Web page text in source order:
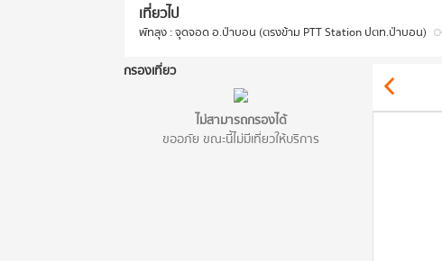
เที่ยวไป
พัทลุง : จุดจอด อ.ป่าบอน (ตรงข้าม PTT Station ปตท.ป่าบอน)
กรองเที่ยว
ไม่สามารถกรองได้
ขออภัย ขณะนี้ไม่มีเที่ยวให้บริการ